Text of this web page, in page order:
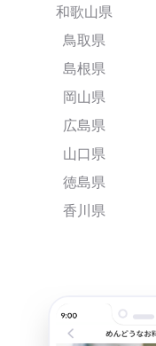
和歌山県
鳥取県
島根県
岡山県
広島県
山口県
徳島県
香川県